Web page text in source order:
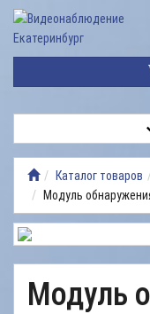
ТОВАРОВ
ВИДЕОНАБЛЮДЕНИЯ
ВИДЕОНАБЛЮДЕНИЯ
ДОСТАВКА
Каталог товаров
Модуль
Модуль